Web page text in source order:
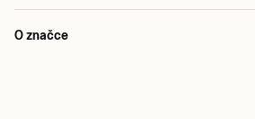
O značce